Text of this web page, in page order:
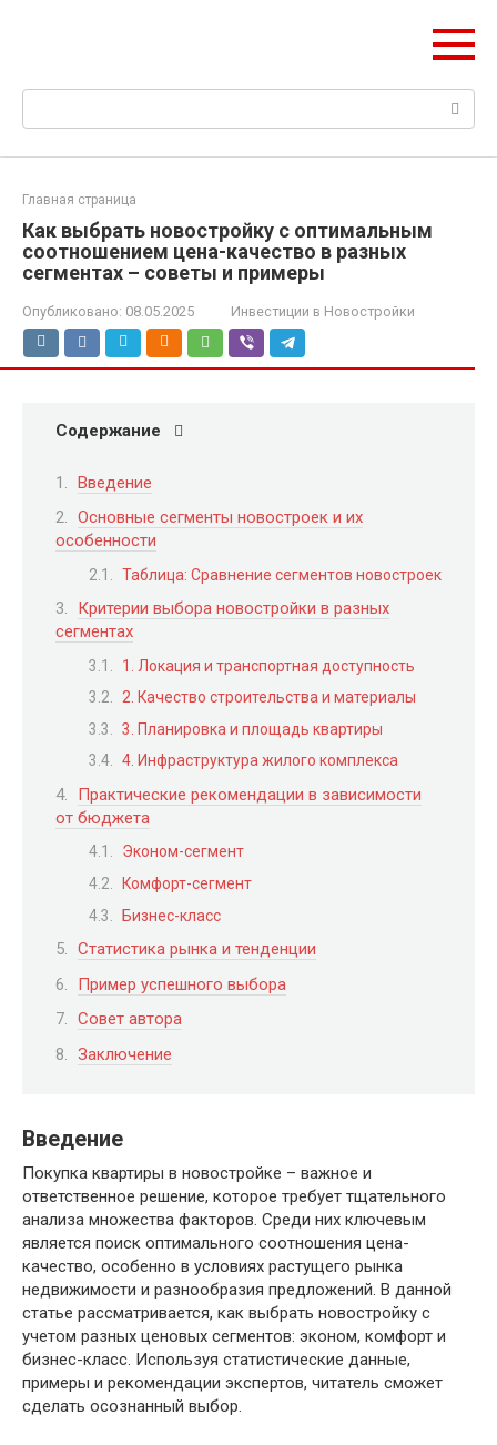
Поиск:
Главная страница
Как выбрать новостройку с оптимальным
соотношением цена-качество в разных
сегментах – советы и примеры
Опубликовано: 08.05.2025 Инвестиции в Новостройки
Содержание
Введение
Основные сегменты новостроек и их
особенности
Таблица: Сравнение сегментов новостроек
Критерии выбора новостройки в разных
сегментах
1. Локация и транспортная доступность
2. Качество строительства и материалы
3. Планировка и площадь квартиры
4. Инфраструктура жилого комплекса
Практические рекомендации в зависимости
от бюджета
Эконом-сегмент
Комфорт-сегмент
Бизнес-класс
Статистика рынка и тенденции
Пример успешного выбора
Совет автора
Заключение
Введение
Покупка квартиры в новостройке – важное и
ответственное решение, которое требует тщательного
анализа множества факторов. Среди них ключевым
является поиск оптимального соотношения цена-
качество, особенно в условиях растущего рынка
недвижимости и разнообразия предложений. В данной
статье рассматривается, как выбрать новостройку с
учетом разных ценовых сегментов: эконом, комфорт и
бизнес-класс. Используя статистические данные,
примеры и рекомендации экспертов, читатель сможет
сделать осознанный выбор.